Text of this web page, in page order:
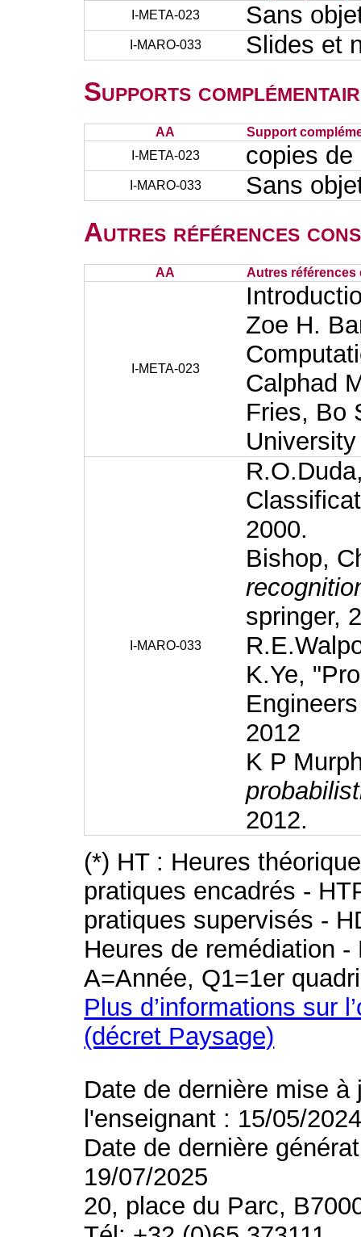
I-META-023
Sans
I-MARO-033 Slides et
Supports
AA
Support
I-META-023
copies de
I-MARO-033 Sans
Autres références
AA Autres références
I-META-023
Zoe H.
Calphad
Fries, Bo
I-MARO-033
2000.
Bishop,
springer,
K.Ye,
2012
K P
2012.
(*) HT : Heures
pratiques encadrés -
pratiques supervisés -
Heures de remédiation
A=Année, Q1=1er
Plus d’informations sur
(décret Paysage)
Date de dernière mise
l'enseignant : 15/05/
Date de dernière
19/07/2025
20, place du Parc,